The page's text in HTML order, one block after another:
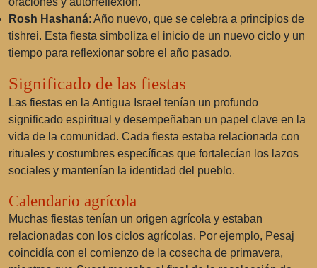
Rosh Hashaná: Año nuevo, que se celebra a principios de
tishrei. Esta fiesta simboliza el inicio de un nuevo ciclo y un
tiempo para reflexionar sobre el año pasado.
Significado de las fiestas
Las fiestas en la Antigua Israel tenían un profundo
significado espiritual y desempeñaban un papel clave en la
vida de la comunidad. Cada fiesta estaba relacionada con
rituales y costumbres específicas que fortalecían los lazos
sociales y mantenían la identidad del pueblo.
Calendario agrícola
Muchas fiestas tenían un origen agrícola y estaban
relacionadas con los ciclos agrícolas. Por ejemplo, Pesaj
coincidía con el comienzo de la cosecha de primavera,